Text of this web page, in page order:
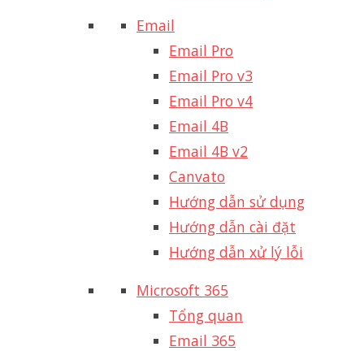
Email
Email Pro
Email Pro v3
Email Pro v4
Email 4B
Email 4B v2
Canvato
Hướng dẫn sử dụng
Hướng dẫn cài đặt
Hướng dẫn xử lý lỗi
Microsoft 365
Tổng quan
Email 365